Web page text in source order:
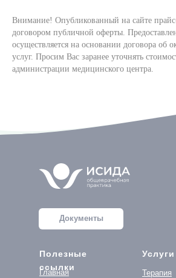
Внимание! Опубликованный на сайте
договором публичной оферты.
осуществляется на основании договора об
услуг. Просим Вас заранее уточнять
администрации медицинского центра.
Полезные
ссылки
Главная
Услуги
Терапия
Документы